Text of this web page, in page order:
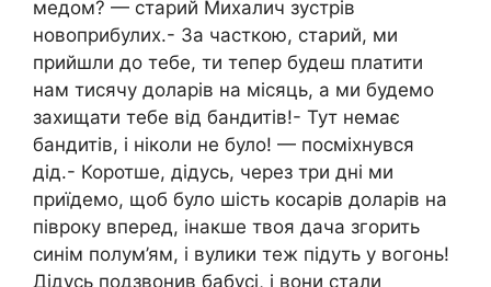
медом? — старий Михалич зустрів
новоприбулих.- За часткою, старий, ми
прийшли до тебе, ти тепер будеш платити
нам тисячу доларів на місяць, а ми будемо
захищати тебе від бандитів!- Тут немає
бандитів, і ніколи не було! — посміхнувся
дід.- Коротше, дідусь, через три дні ми
приїдемо, щоб було шість косарів доларів на
півроку вперед, інакше твоя дача згорить
синім полум’ям, і вулики теж підуть у вогонь!
Дідусь подзвонив бабусі, і вони стали